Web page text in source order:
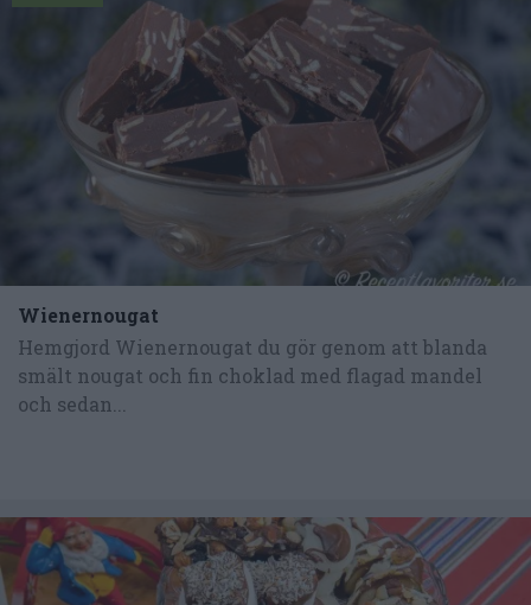
Wienernougat
Hemgjord Wienernougat du gör genom att blanda
smält nougat och fin choklad med flagad mandel
och sedan...